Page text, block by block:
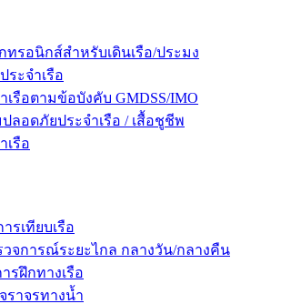
ทรอนิกส์สำหรับเดินเรือ/ประมง
ระจำเรือ
รือตามข้อบังคับ GMDSS/IMO
ลอดภัยประจำเรือ / เสื้อชูชีพ
เรือ
รเทียบเรือ
วจการณ์ระยะไกล กลางวัน/กลางคืน
รฝึกทางเรือ
ราจรทางน้ำ